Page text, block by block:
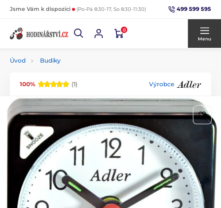
Jsme Vám k dispozici (Po-Pá 8:30-17, So 8:30-11:30) 499 599 595
0
Menu
Úvod Budíky
100% (1) Výrobce